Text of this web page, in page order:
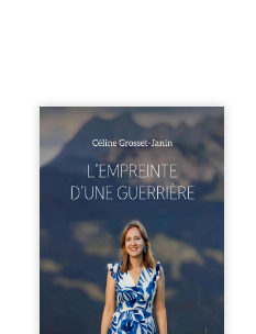
Que reste-t-il de
l’enfance lorsque
la maladie impose
ses propres règles
? L’empreinte
d’une guerrière
livre, sans détour,
le récit d’un
quotidien
bouleversé par la
maladie